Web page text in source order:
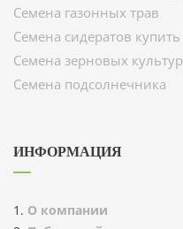
Семена газонных трав
Семена сидератов купить
Семена зерновых культур
Семена подсолнечника
ИНФОРМАЦИЯ
О компании